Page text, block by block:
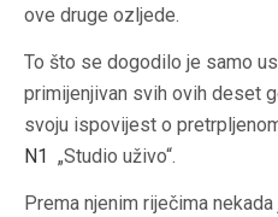
ove druge ozljede.
To što se dogodilo je samo
primijenjivan svih ovih deset
svoju ispovijest o
N1 „Studio uživo“.
Prema njenim riječima